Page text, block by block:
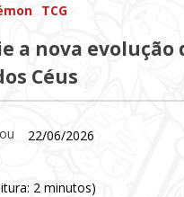
TCG
a nova
Céus
22/06/2026
2 minutos)